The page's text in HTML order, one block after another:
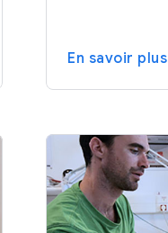
En savoir plus